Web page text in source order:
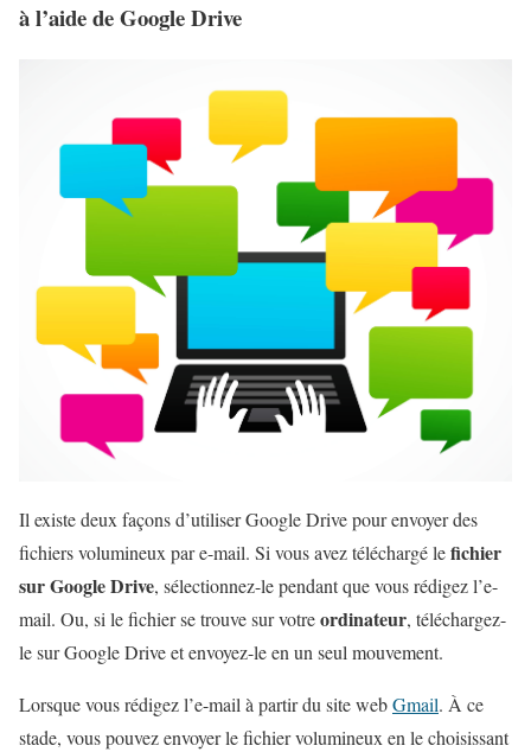
à l’aide de Google Drive
Il existe deux façons d’utiliser Google Drive pour envoyer des
fichiers volumineux par e-mail. Si vous avez téléchargé lefichier
sur Google Drive, sélectionnez-le pendant que vous rédigez l’e-
mail. Ou, si le fichier se trouve sur votreordinateur, téléchargez-
le sur Google Drive et envoyez-le en un seul mouvement.
Lorsque vous rédigez l’e-mail à partir du site webGmail. À ce
stade, vous pouvez envoyer le fichier volumineux en le choisissant